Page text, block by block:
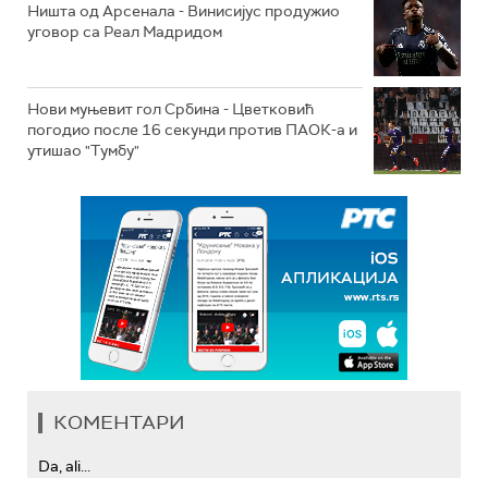
Ништа од Арсенала - Винисијус продужио
уговор са Реал Мадридом
Нови муњевит гол Србина - Цветковић
погодио после 16 секунди против ПАОК-а и
утишао "Тумбу"
КОМЕНТАРИ
Da, ali...